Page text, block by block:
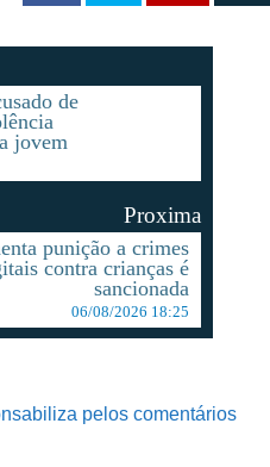
de
jovem
Proxima
punição a crimes
contra crianças é
sancionada
06/08/2026 18:25
pelos comentários